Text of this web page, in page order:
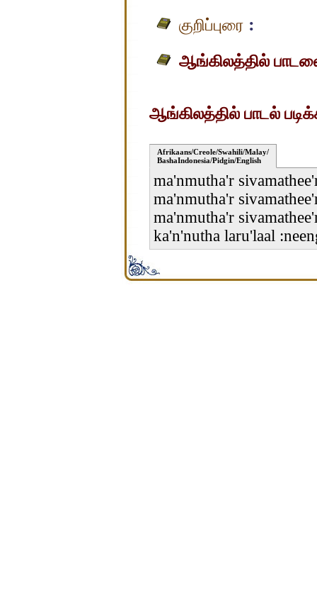
குறிப்புரை:
ஆங்கிலத்தில்
ஆங்கிலத்தில் பாடல்
Afrikaans/Creole/Swahili/Malay/
BashaIndonesia/Pidgin/English
ma'nmutha'r
ma'nmutha'r
ma'nmutha'r
ka'n'nutha laru'laal